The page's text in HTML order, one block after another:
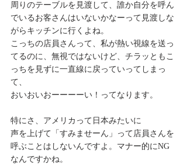
周りのテーブルを見渡して、誰か自分を呼ん
でいるお客さんはいないかなーって見渡しな
がらキッチンに行くよね。
こっちの店員さんって、私が熱い視線を送っ
てるのに、無視ではないけど、チラッともこ
っちを見ずに一直線に戻っていってしまっ
て、
おいおいおーーーーい！ってなります。
特にさ、アメリカって日本みたいに
声を上げて「すみませーん」って店員さんを
呼ぶことはしないんですよ。マナー的にNG
なんですかね。